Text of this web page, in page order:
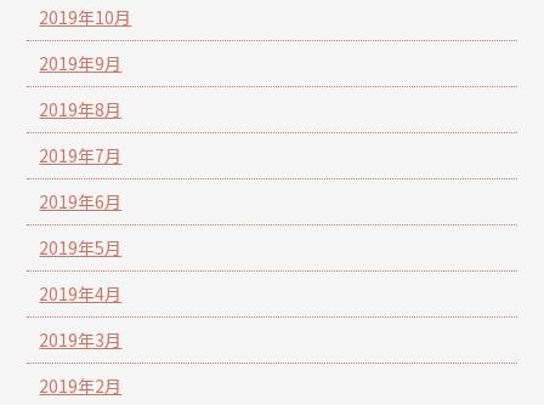
2019年10月
2019年9月
2019年8月
2019年7月
2019年6月
2019年5月
2019年4月
2019年3月
2019年2月